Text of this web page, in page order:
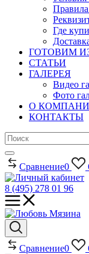
Правила
Где
ГОТОВИМ
СТАТЬИ
ГАЛЕРЕЯ
Видео
Фото
О
КОНТАКТЫ
Сравнение0
8 (495) 278 01 96
Сравнение0